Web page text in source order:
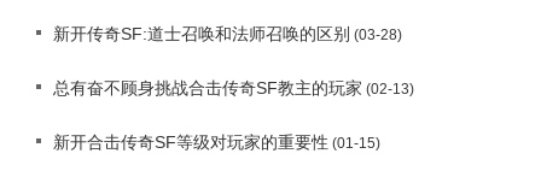
新开传奇SF:道士召唤和法师召唤的区别 (03-28)
总有奋不顾身挑战合击传奇SF教主的玩家 (02-13)
新开合击传奇SF等级对玩家的重要性 (01-15)